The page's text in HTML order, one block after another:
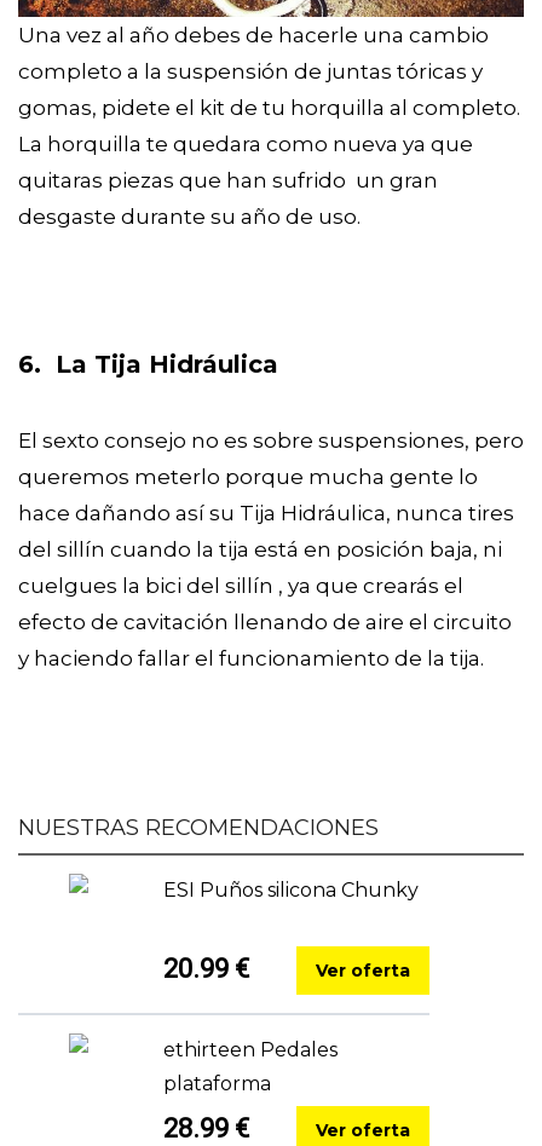
Una vez al año debes de hacerle una cambio
completo a la suspensión de juntas tóricas y
gomas, pidete el kit de tu horquilla al completo.
La horquilla te quedara como nueva ya que
quitaras piezas que han sufrido un gran
desgaste durante su año de uso.
6. La Tija Hidráulica
El sexto consejo no es sobre suspensiones, pero
queremos meterlo porque mucha gente lo
hace dañando así su Tija Hidráulica, nunca tires
del sillín cuando la tija está en posición baja, ni
cuelgues la bici del sillín , ya que crearás el
efecto de cavitación llenando de aire el circuito
y haciendo fallar el funcionamiento de la tija.
NUESTRAS RECOMENDACIONES
ESI Puños silicona Chunky
20.99 € Ver oferta
ethirteen Pedales
plataforma
28.99 € Ver oferta